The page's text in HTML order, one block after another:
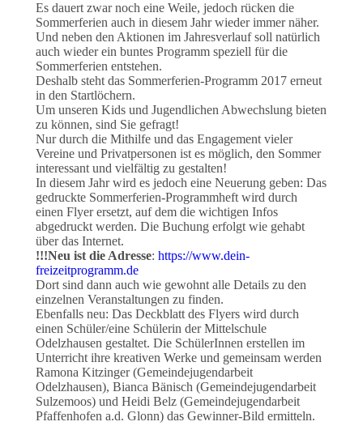
Es dauert zwar noch eine Weile, jedoch rücken die
Sommerferien auch in diesem Jahr wieder immer näher.
Und neben den Aktionen im Jahresverlauf soll natürlich
auch wieder ein buntes Programm speziell für die
Sommerferien entstehen.
Deshalb steht das Sommerferien-Programm 2017 erneut
in den Startlöchern.
Um unseren Kids und Jugendlichen Abwechslung bieten
zu können, sind Sie gefragt!
Nur durch die Mithilfe und das Engagement vieler
Vereine und Privatpersonen ist es möglich, den Sommer
interessant und vielfältig zu gestalten!
In diesem Jahr wird es jedoch eine Neuerung geben: Das
gedruckte Sommerferien-Programmheft wird durch
einen Flyer ersetzt, auf dem die wichtigen Infos
abgedruckt werden. Die Buchung erfolgt wie gehabt
über das Internet.
!!!Neu ist die Adresse: https://www.dein-
freizeitprogramm.de
Dort sind dann auch wie gewohnt alle Details zu den
einzelnen Veranstaltungen zu finden.
Ebenfalls neu: Das Deckblatt des Flyers wird durch
einen Schüler/eine Schülerin der Mittelschule
Odelzhausen gestaltet. Die SchülerInnen erstellen im
Unterricht ihre kreativen Werke und gemeinsam werden
Ramona Kitzinger (Gemeindejugendarbeit
Odelzhausen), Bianca Bänisch (Gemeindejugendarbeit
Sulzemoos) und Heidi Belz (Gemeindejugendarbeit
Pfaffenhofen a.d. Glonn) das Gewinner-Bild ermitteln.